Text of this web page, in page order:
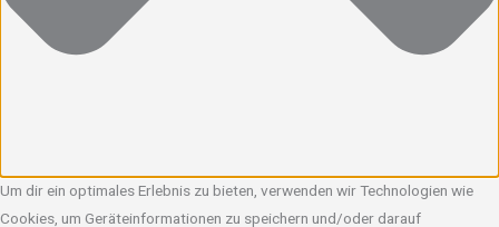
Um dir ein optimales Erlebnis zu bieten, verwenden wir Technologien wie
Cookies, um Geräteinformationen zu speichern und/oder darauf